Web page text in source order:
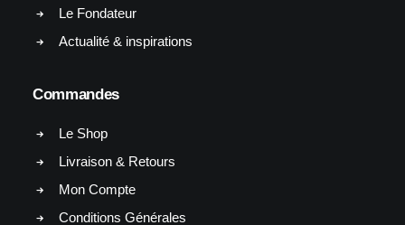
Le Fondateur
Actualité & inspirations
Commandes
Le Shop
Livraison & Retours
Mon Compte
Conditions Générales